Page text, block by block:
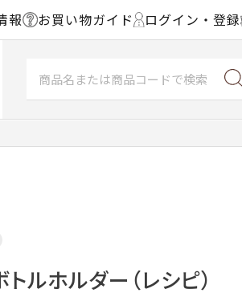
報 お買い物ガイド ログイン・登録
ルホルダー（レシピ）